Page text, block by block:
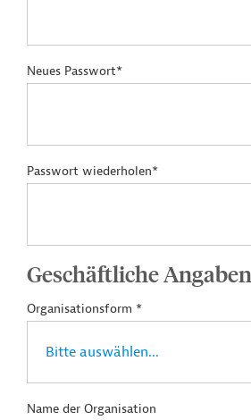
Neues Passwort*
Passwort wiederholen*
Geschäftliche Angaben
Organisationsform *
Name der Organisation